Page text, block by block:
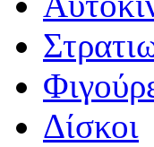
Δίσκοι